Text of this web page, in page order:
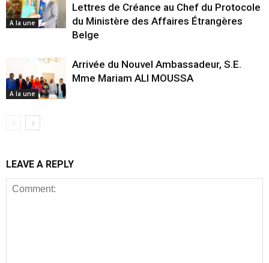
A la une
Lettres de Créance au Chef du Protocole
du Ministère des Affaires Étrangères
Belge
A la une
Arrivée du Nouvel Ambassadeur, S.E.
Mme Mariam ALI MOUSSA
LEAVE A REPLY